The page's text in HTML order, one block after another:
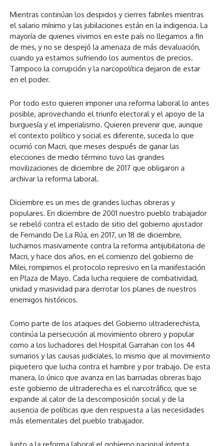
Mientras continúan los despidos y cierres fabriles mientras
el salario mínimo y las jubilaciones están en la indigencia. La
mayoría de quienes vivimos en este país no llegamos a fin
de mes, y no se despejó la amenaza de más devaluación,
cuando ya estamos sufriendo los aumentos de precios.
Tampoco la corrupción y la narcopolítica dejaron de estar
en el poder.
Por todo esto quieren imponer una reforma laboral lo antes
posible, aprovechando el triunfo electoral y el apoyo de la
burguesía y el imperialismo. Quieren prevenir que, aunque
el contexto político y social es diferente, suceda lo que
ocurrió con Macri, que meses después de ganar las
elecciones de medio término tuvo las grandes
movilizaciones de diciembre de 2017 que obligaron a
archivar la reforma laboral.
Diciembre es un mes de grandes luchas obreras y
populares. En diciembre de 2001 nuestro pueblo trabajador
se rebeló contra el estado de sitio del gobierno ajustador
de Fernando De La Rúa, en 2017, un 18 de diciembre,
luchamos masivamente contra la reforma antijubilatoria de
Macri, y hace dos años, en el comienzo del gobierno de
Milei, rompimos el protocolo represivo en la manifestación
en Plaza de Mayo. Cada lucha requiere de combatividad,
unidad y masividad para derrotar los planes de nuestros
enemigos históricos.
Como parte de los ataques del Gobierno ultraderechista,
continúa la persecución al movimiento obrero y popular
como a los luchadores del Hospital Garrahan con los 44
sumarios y las causas judiciales, lo mismo que al movimiento
piquetero que lucha contra el hambre y por trabajo. De esta
manera, lo único que avanza en las barriadas obreras bajo
este gobierno de ultraderecha es el narcotráfico, que se
expande al calor de la descomposición social y de la
ausencia de políticas que den respuesta a las necesidades
más elementales del pueblo trabajador.
Junto a la reforma laboral el gobierno nacional intenta